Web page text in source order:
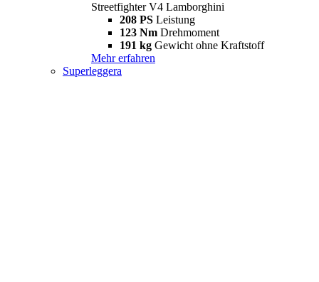
Streetfighter V4 Lamborghini
208 PS Leistung
123 Nm Drehmoment
191 kg Gewicht ohne Kraftstoff
Mehr erfahren
Superleggera